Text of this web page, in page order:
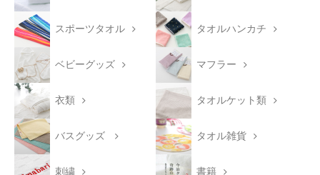
スポーツタオル タオルハンカチ
ベビーグッズ マフラー
衣類 タオルケット類
バスグッズ タオル雑貨
刺繍 書籍